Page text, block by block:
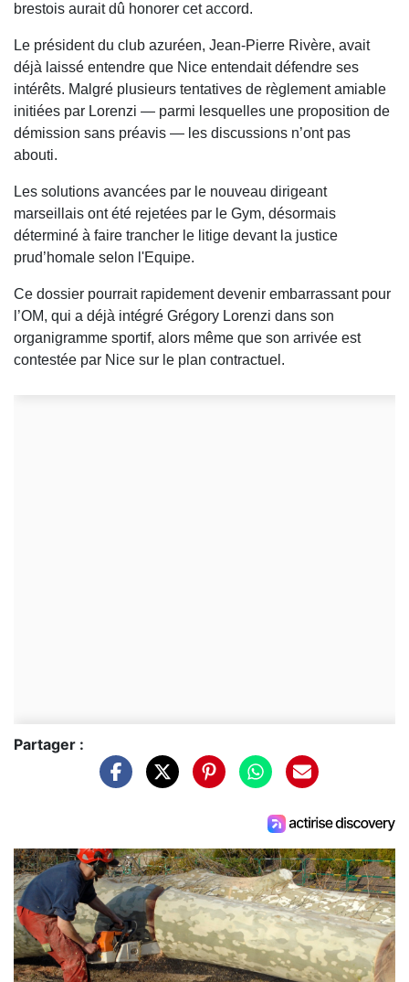
brestois aurait dû honorer cet accord.
Le président du club azuréen, Jean-Pierre Rivère, avait
déjà laissé entendre que Nice entendait défendre ses
intérêts. Malgré plusieurs tentatives de règlement amiable
initiées par Lorenzi — parmi lesquelles une proposition de
démission sans préavis — les discussions n’ont pas
abouti.
Les solutions avancées par le nouveau dirigeant
marseillais ont été rejetées par le Gym, désormais
déterminé à faire trancher le litige devant la justice
prud’homale selon l'Equipe.
Ce dossier pourrait rapidement devenir embarrassant pour
l’OM, qui a déjà intégré Grégory Lorenzi dans son
organigramme sportif, alors même que son arrivée est
contestée par Nice sur le plan contractuel.
Partager :